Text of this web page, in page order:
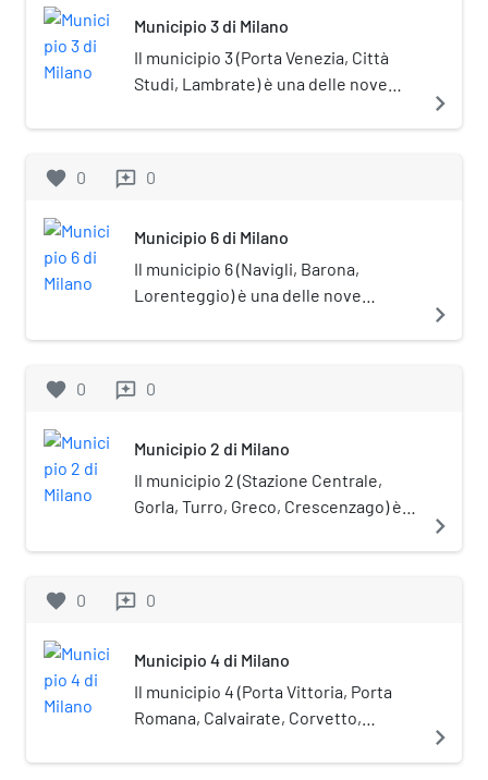
Municipio 3 di Milano
Il municipio 3 (Porta Venezia, Città
Studi, Lambrate) è una delle nove
sede del Consiglio si trova in via
navigate_next
favorite 0 reviews 0
Municipio 6 di Milano
Il municipio 6 (Navigli, Barona,
Lorenteggio) è una delle nove
sede del Consiglio è in viale Legioni
navigate_next
favorite 0 reviews 0
Municipio 2 di Milano
Il municipio 2 (Stazione Centrale,
Gorla, Turro, Greco, Crescenzago) è
comunali di Milano. La sede del
navigate_next
favorite 0 reviews 0
Municipio 4 di Milano
Il municipio 4 (Porta Vittoria, Porta
Romana, Calvairate, Corvetto,
una delle nove circoscrizioni
navigate_next